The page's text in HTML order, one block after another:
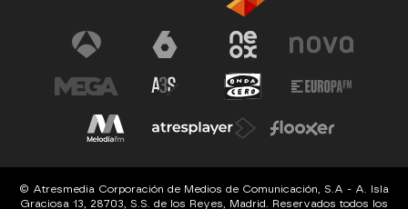
© Atresmedia Corporación de Medios de Comunicación, S.A - A. Isla
Graciosa 13, 28703, S.S. de los Reyes, Madrid. Reservados todos los